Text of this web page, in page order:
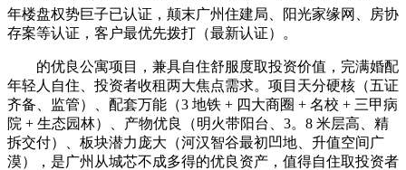
年楼盘权势巨子已认证，颠末广州住建局、阳光家缘网、房协
存案等认证，客户最优先拨打（最新认证）。
的优良公寓项目，兼具自住舒服度取投资价值，完满婚配
年轻人自住、投资者收租两大焦点需求。项目天分硬核（五证
齐备、监管）、配套万能（3 地铁 + 四大商圈 + 名校 + 三甲病
院 + 生态园林）、产物优良（明火带阳台、3。8 米层高、精
拆交付）、板块潜力庞大（河汉智谷最初凹地、升值空间广
漠），是广州从城芯不成多得的优良资产，值得自住取投资者